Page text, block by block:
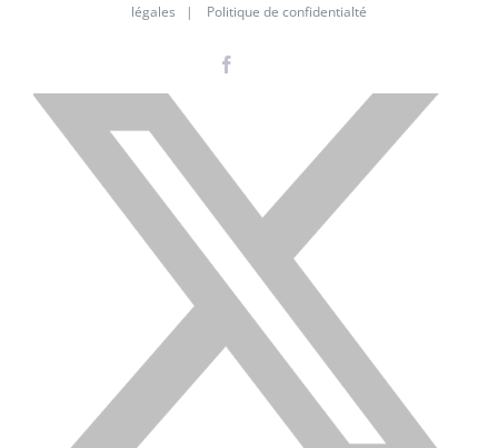
légales | Politique de confidentialté